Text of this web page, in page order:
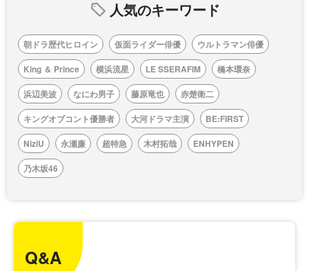
人気のキーワード
朝ドラ歴代ヒロイン 仮面ライダー俳優
ウルトラマン俳優
King ＆ Prince
横浜流星 LE SSERAFIM
橋本環奈
浜辺美波
なにわ男子 藤原竜也
赤楚衛二
キングオブコント優勝者
大河ドラマ主演
BE:FIRST
NiziU
永瀬廉 超特急 木村拓哉
ENHYPEN
乃木坂46
Q&A